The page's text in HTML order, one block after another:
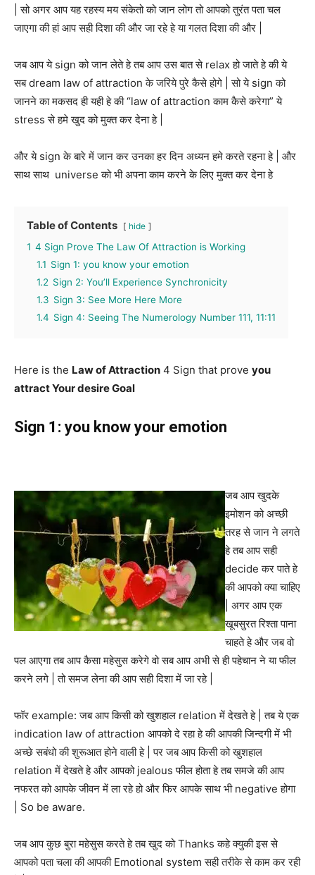
| सो अगर आप यह रहस्य मय संकेतो को जान लोग तो आपको तुरंत पता चल
जाएगा की हां आप सही दिशा की और जा रहे हे या गलत दिशा की और |
जब आप ये sign को जान लेते हे तब आप उस बात से relax हो जाते हे की ये
सब dream law of attraction के जरिये पुरे कैसे होगे | सो ये sign को
जानने का मकसद ही यही हे की “law of attraction काम कैसे करेगा” ये
stress से हमे खुद को मुक्त कर देना हे |
और ये sign के बारे में जान कर उनका हर दिन अध्यन हमे करते रहना हे | और
साथ साथ universe को भी अपना काम करने के लिए मुक्त कर देना हे
Table of Contents hide
1 4 Sign Prove The Law Of Attraction is Working
1.1 Sign 1: you know your emotion
1.2 Sign 2: You’ll Experience Synchronicity
1.3 Sign 3: See More Here More
1.4 Sign 4: Seeing The Numerology Number 111, 11:11
Here is the Law of Attraction 4 Sign that prove you
attract Your desire Goal
Sign 1: you know your emotion
जब आप खुदके
इमोशन को अच्छी
तरह से जान ने लगते
हे तब आप सही
decide कर पाते हे
की आपको क्या चाहिए
| अगर आप एक
खूबसुरत रिश्ता पाना
चाहते हे और जब वो
पल आएगा तब आप कैसा महेसुस करेगे वो सब आप अभी से ही पहेचान ने या फील
करने लगे | तो समज लेना की आप सही दिशा में जा रहे |
फॉर example: जब आप किसी को खुशहाल relation में देखते हे | तब ये एक
indication law of attraction आपको दे रहा हे की आपकी जिन्दगी में भी
अच्छे सबंधो की शुरूआत होने वाली हे | पर जब आप किसी को खुशहाल
relation में देखते हे और आपको jealous फील होता हे तब समजे की आप
नफरत को आपके जीवन में ला रहे हो और फिर आपके साथ भी negative होगा
| So be aware.
जब आप कुछ बुरा महेसुस करते हे तब खुद को Thanks कहे क्युकी इस से
आपको पता चला की आपकी Emotional system सही तरीके से काम कर रही